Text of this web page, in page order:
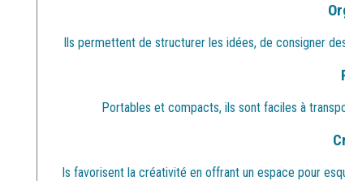
Ils permettent de structurer les idées, de consigner
Portables et compacts, ils sont faciles à
ls favorisent la créativité en offrant un espace pour